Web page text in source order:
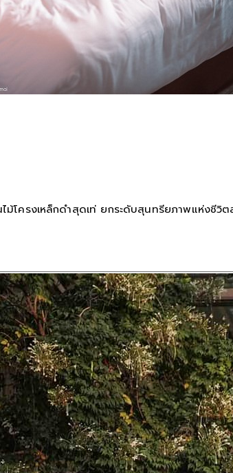
ครงเหล็กดำสุดเท่ ยกระดับสุนทรียภาพแห่งชีวิ